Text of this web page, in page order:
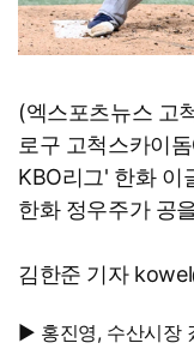
(엑스포츠뉴스 고
로구 고척스카이
KBO리그' 한화 이
한화 정우주가 공
김한준 기자
▶ 홍진영, 수산시장 갔는데 몸매만 보이네…볼륨 라인 '시선